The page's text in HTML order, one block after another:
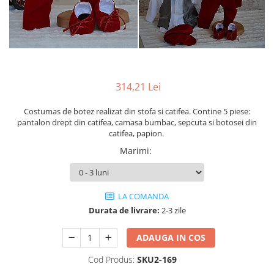
Cercei din aur dama
Cercei de aur lungi cu lant
Cercei din aur tortite
314,21 Lei
Costumas de botez realizat din stofa si catifea. Contine 5 piese:
pantalon drept din catifea, camasa bumbac, sepcuta si botosei din
catifea, papion.
Marimi:
LA COMANDA
Durata de livrare: 2-3 zile
ADAUGA IN COS
Cod Produs: SKU2-169